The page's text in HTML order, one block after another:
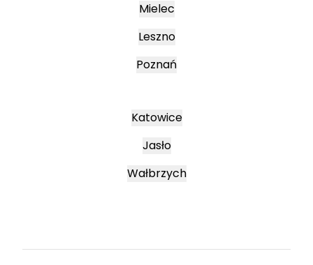
Mielec
Leszno
Poznań
Katowice
Jasło
Wałbrzych